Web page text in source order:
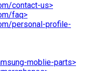
contact-us>
faq>
personal-profile-
moblie-parts>